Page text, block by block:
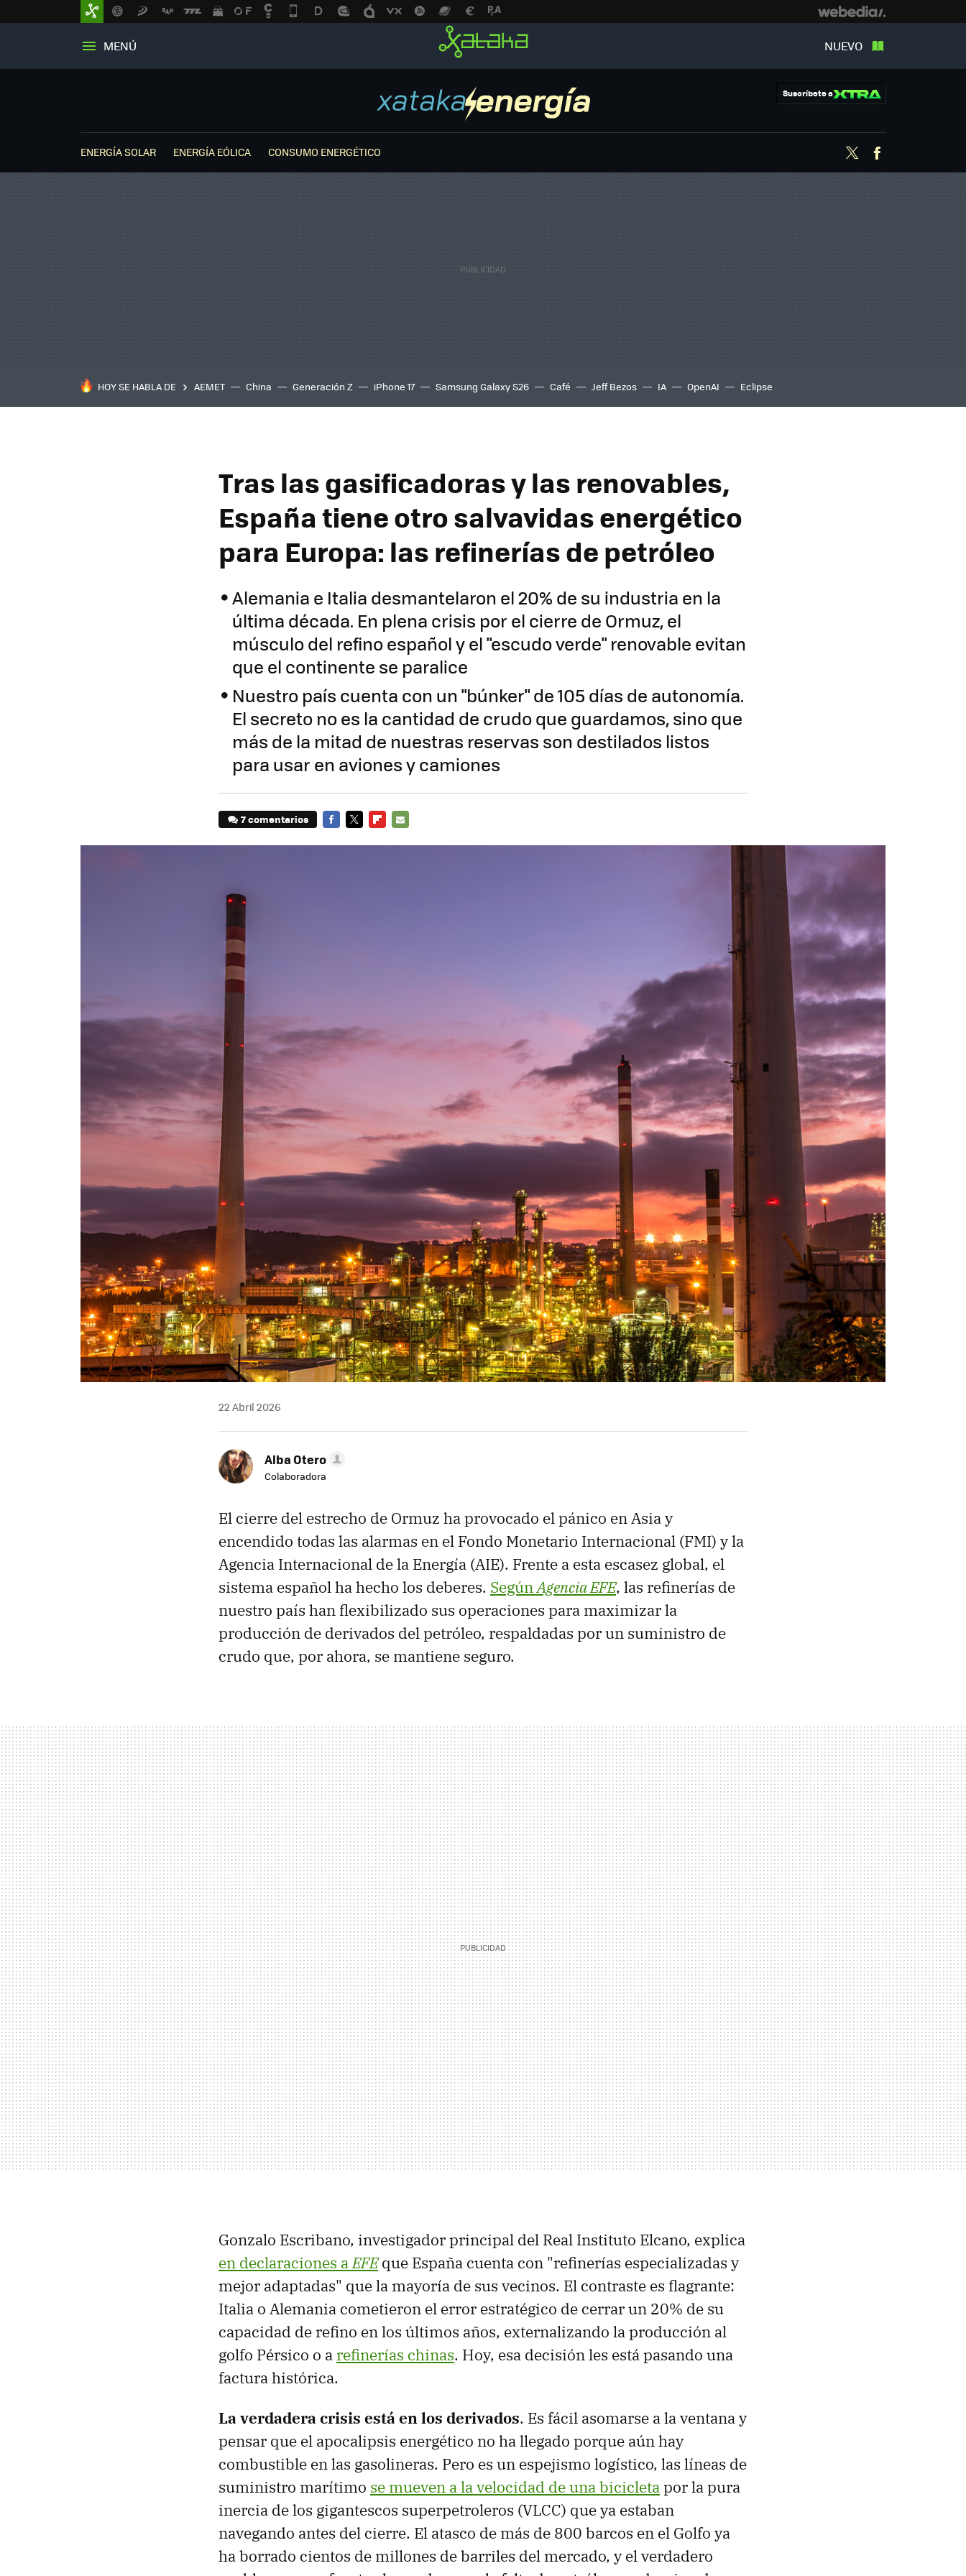
MENÚ NUEVO
Suscríbete a
ENERGÍA SOLAR ENERGÍA EÓLICA CONSUMO ENERGÉTICO Twitter
HOY SE HABLA DE AEMET China Generación Z iPhone 17 Samsung Galaxy S26 Café Jeff Bezos IA OpenAI Eclipse
Tras las gasificadoras y las renovables,
España tiene otro salvavidas energético
para Europa: las refinerías de petróleo
Alemania e Italia desmantelaron el 20% de su industria en la
última década. En plena crisis por el cierre de Ormuz, el
músculo del refino español y el "escudo verde" renovable evitan
que el continente se paralice
Nuestro país cuenta con un "búnker" de 105 días de autonomía.
El secreto no es la cantidad de crudo que guardamos, sino que
más de la mitad de nuestras reservas son destilados listos
para usar en aviones y camiones
7 comentarios
22 Abril 2026
Alba Otero
Colaboradora
El cierre del estrecho de Ormuz ha provocado el pánico en Asia y
encendido todas las alarmas en el Fondo Monetario Internacional (FMI) y la
Agencia Internacional de la Energía (AIE). Frente a esta escasez global, el
sistema español ha hecho los deberes. SegúnAgenciaEFE, las refinerías de
nuestro país han flexibilizado sus operaciones para maximizar la
producción de derivados del petróleo, respaldadas por un suministro de
crudo que, por ahora, se mantiene seguro.
Gonzalo Escribano, investigador principal del Real Instituto Elcano, explica
en declaraciones aEFEque España cuenta con "refinerías especializadas y
mejor adaptadas" que la mayoría de sus vecinos. El contraste es flagrante:
Italia o Alemania cometieron el error estratégico de cerrar un 20% de su
capacidad de refino en los últimos años, externalizando la producción al
golfo Pérsico o a refinerías chinas. Hoy, esa decisión les está pasando una
factura histórica.
La verdadera crisis está en los derivados. Es fácil asomarse a la ventana y
pensar que el apocalipsis energético no ha llegado porque aún hay
combustible en las gasolineras. Pero es un espejismo logístico, las líneas de
suministro marítimo se mueven a la velocidad de una bicicletapor la pura
inercia de los gigantescos superpetroleros (VLCC) que ya estaban
navegando antes del cierre. El atasco de más de 800 barcos en el Golfo ya
ha borrado cientos de millones de barriles del mercado, y el verdadero